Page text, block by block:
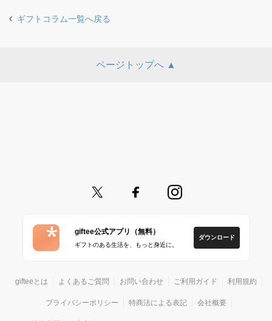
ギフトコラム一覧へ戻る
ページトップへ ▲
giftee公式アプリ（無料）
ギフトのある生活を、もっと身近に。
ダウンロード
gifteeとは よくあるご質問 お問い合わせ ご利用ガイド 利用規約
プライバシーポリシー 特商法による表記 会社概要